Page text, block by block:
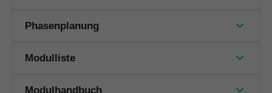
Phasenplanung
Modulliste
Modulhandbuch